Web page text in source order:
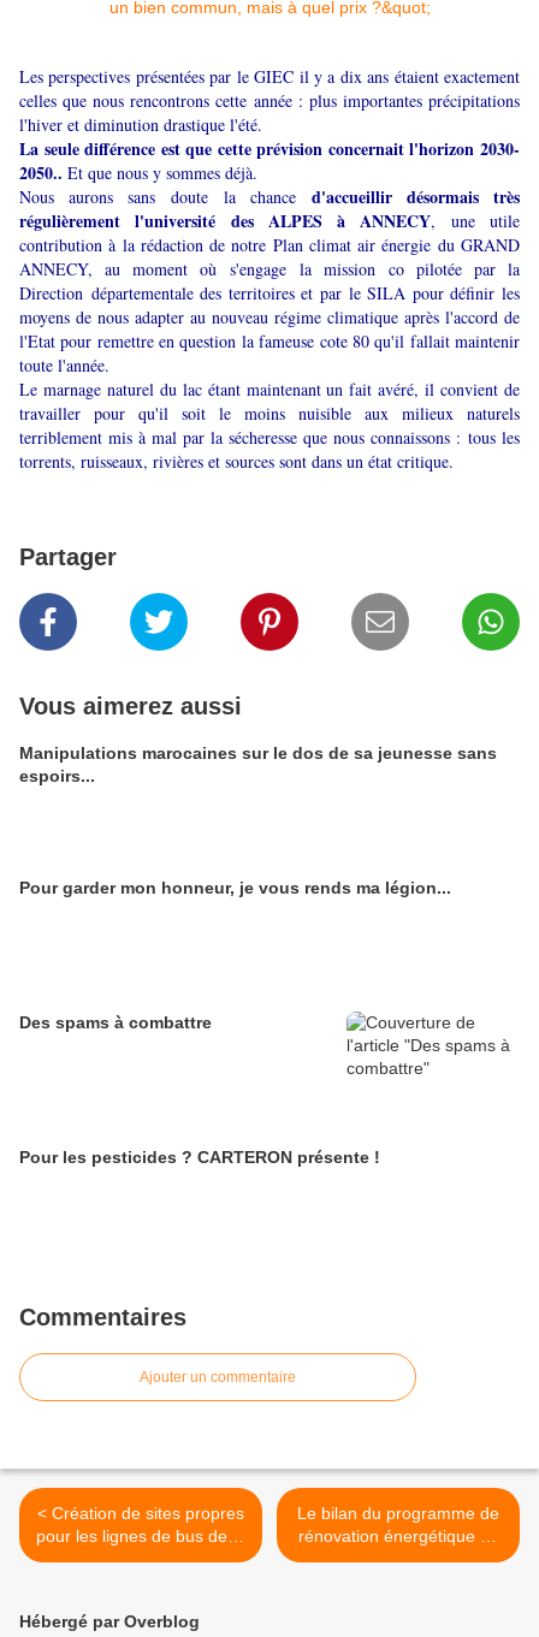
Les perspectives présentées par le GIEC il y a dix ans étaient exactement
celles que nous rencontrons cette année : plus importantes précipitations
l'hiver et diminution drastique l'été.
La seule différence est que cette prévision concernait l'horizon 2030-
2050.. Et que nous y sommes déjà.
Nous aurons sans doute la chance d'accueillir désormais très
régulièrement l'université des ALPES à ANNECY, une utile
contribution à la rédaction de notre Plan climat air énergie du GRAND
ANNECY, au moment où s'engage la mission co pilotée par la
Direction départementale des territoires et par le SILA pour définir les
moyens de nous adapter au nouveau régime climatique après l'accord de
l'Etat pour remettre en question la fameuse cote 80 qu'il fallait maintenir
toute l'année.
Le marnage naturel du lac étant maintenant un fait avéré, il convient de
travailler pour qu'il soit le moins nuisible aux milieux naturels
terriblement mis à mal par la sécheresse que nous connaissons : tous les
torrents, ruisseaux, rivières et sources sont dans un état critique.
Partager
Vous aimerez aussi
Manipulations marocaines sur le dos de sa jeunesse sans
espoirs...
Pour garder mon honneur, je vous rends ma légion...
Des spams à combattre
Pour les pesticides ? CARTERON présente !
Commentaires
Ajouter un commentaire
< Création de sites propres
pour les lignes de bus de la
Sibra
Le bilan du programme de
rénovation énergétique de
la Ville >
Hébergé par Overblog